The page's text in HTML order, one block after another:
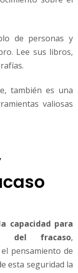
de personas y
Lee sus libros,
también es una
valiosas
capacidad para
del fracaso,
pensamiento de
esta seguridad la